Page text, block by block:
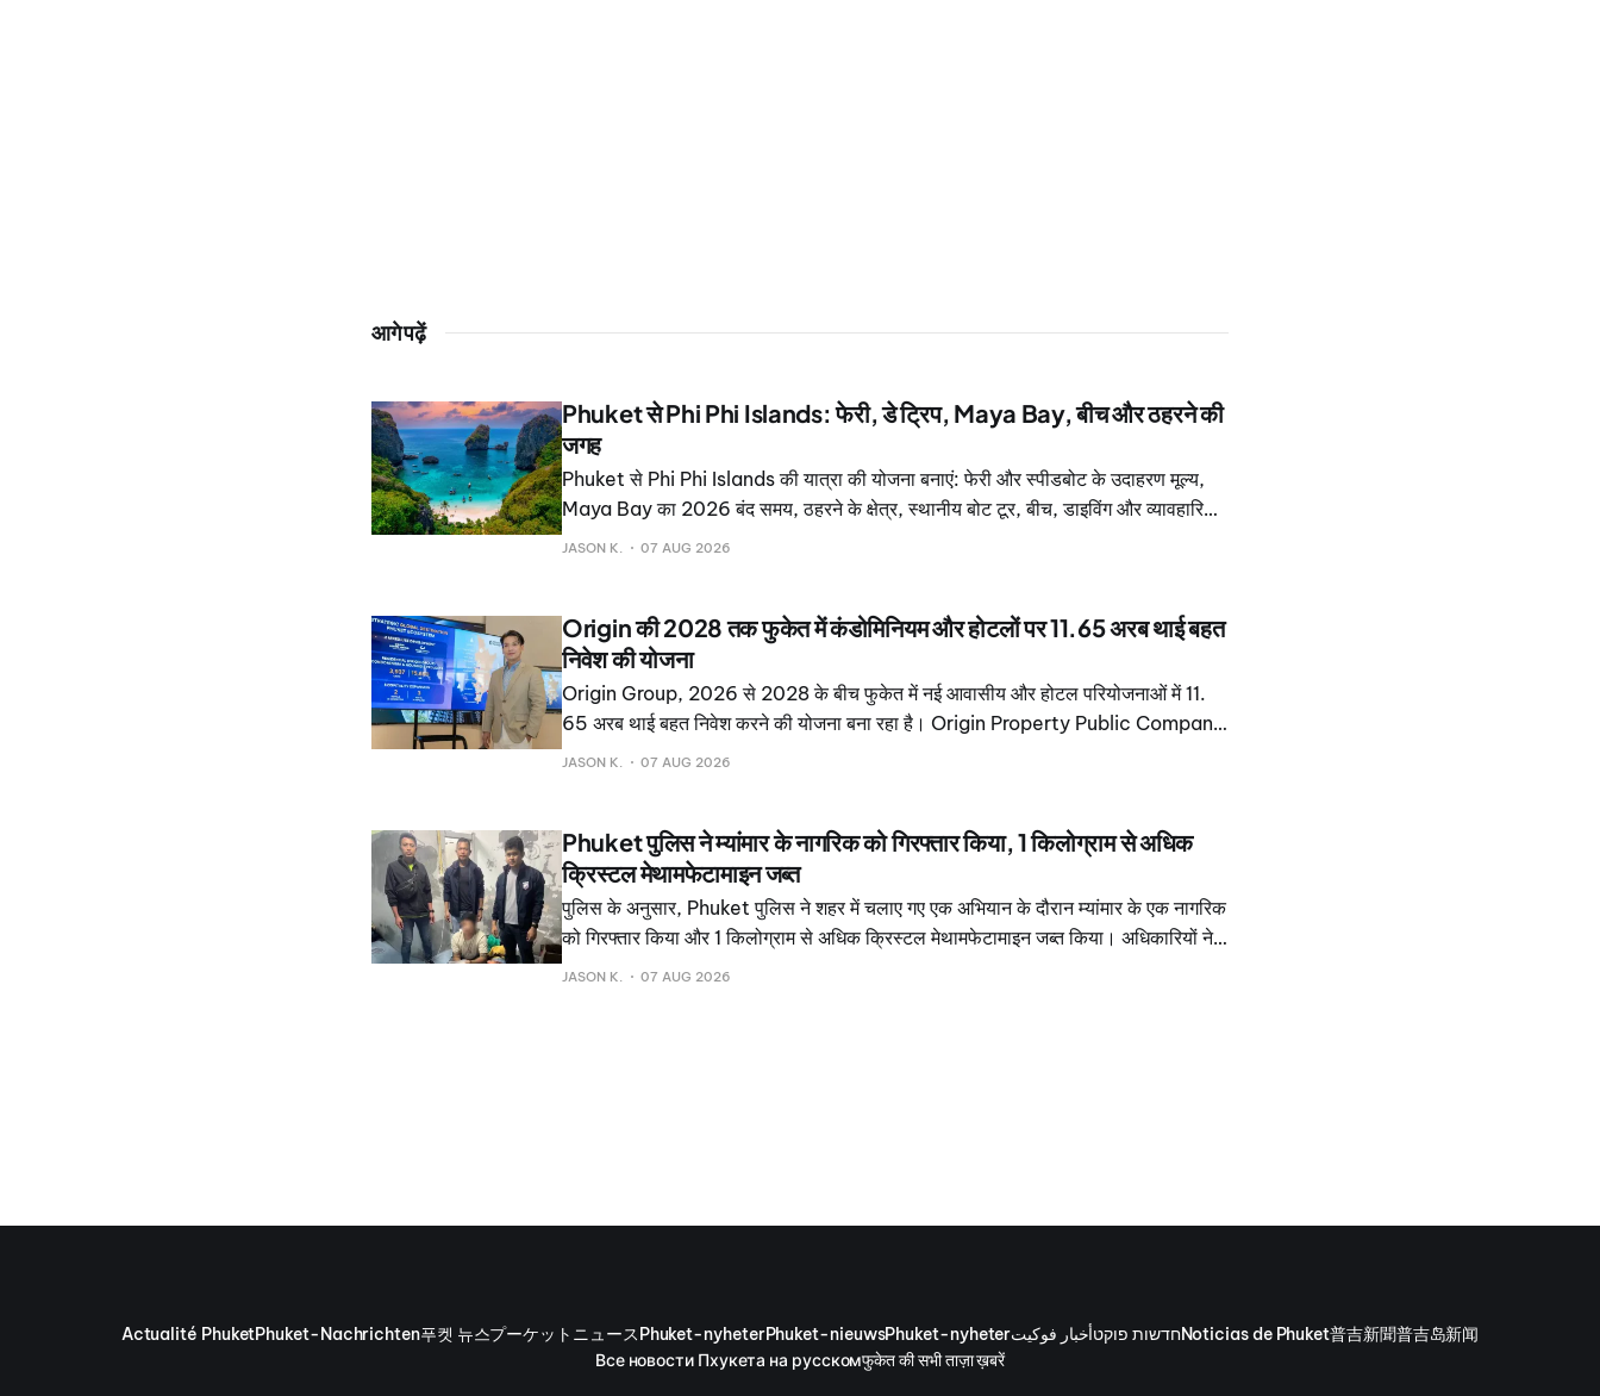
आगे पढ़ें
Phuket से Phi Phi Islands: फेरी, डे ट्रिप, Maya Bay, बीच और ठहरने की
जगह
Phuket से Phi Phi Islands की यात्रा की योजना बनाएं: फेरी और स्पीडबोट के उदाहरण मूल्य,
Maya Bay का 2026 बंद समय, ठहरने के क्षेत्र, स्थानीय बोट टूर, बीच, डाइविंग और व्यावहारिक
कमियां।
JASON K. 07 AUG 2026
Origin की 2028 तक फुकेत में कंडोमिनियम और होटलों पर 11.65 अरब थाई बहत
निवेश की योजना
Origin Group, 2026 से 2028 के बीच फुकेत में नई आवासीय और होटल परियोजनाओं में 11.
65 अरब थाई बहत निवेश करने की योजना बना रहा है। Origin Property Public Company
Limited ORI के अनुसार, यह समूह अपने उस पोर्टफोलियो का विस्तार कर रहा है, जिसका मूल्य
JASON K. 07 AUG 2026
Phuket पुलिस ने म्यांमार के नागरिक को गिरफ्तार किया, 1 किलोग्राम से अधिक
क्रिस्टल मेथामफेटामाइन जब्त
पुलिस के अनुसार, Phuket पुलिस ने शहर में चलाए गए एक अभियान के दौरान म्यांमार के एक नागरिक
को गिरफ्तार किया और 1 किलोग्राम से अधिक क्रिस्टल मेथामफेटामाइन जब्त किया। अधिकारियों ने
संदिग्ध के आवास और आसपास के उन ठिकानों की तलाशी ली, जहां उनके अनुसार ड्रग्स छिपाए गए
JASON K. 07 AUG 2026
Actualité PhuketPhuket-Nachrichten푸켓 뉴스プーケットニュースPhuket-nyheterPhuket-nieuwsPhuket-nyheterأخبار فوكيتחדשות פוקטNoticias de Phuket普吉新聞普吉岛新闻
Все новости Пхукета на русскомफुकेत की सभी ताज़ा ख़बरें